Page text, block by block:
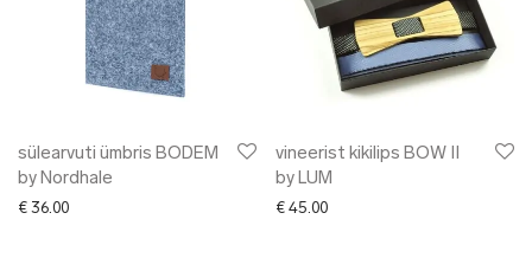
sülearvuti ümbris BODEM
by Nordhale
€ 36.00
vineerist kikilips BOW II
by LUM
€ 45.00